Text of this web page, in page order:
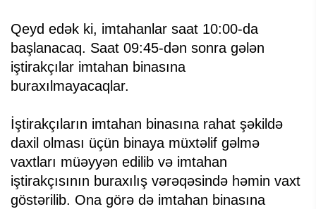
Qeyd edək ki, imtahanlar saat 10:00-da
başlanacaq. Saat 09:45-dən sonra gələn
iştirakçılar imtahan binasına
buraxılmayacaqlar.
İştirakçıların imtahan binasına rahat şəkildə
daxil olması üçün binaya müxtəlif gəlmə
vaxtları müəyyən edilib və imtahan
iştirakçısının buraxılış vərəqəsində həmin vaxt
göstərilib. Ona görə də imtahan binasına